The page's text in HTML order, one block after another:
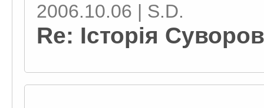
2006.10.06 | S.D.
Re: Історія